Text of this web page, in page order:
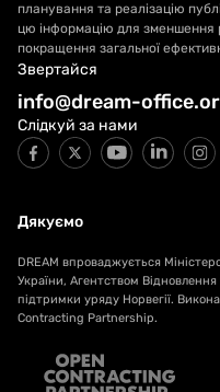
планування та реалізацію
цю інформацію для зменшення
покращення загальної
Звертайся
info@dream-
Слідкуй за нами
Дякуємо
DREAM впроваджується
України, Агентством
підтримки уряду Норвегії.
Contracting Partnership.